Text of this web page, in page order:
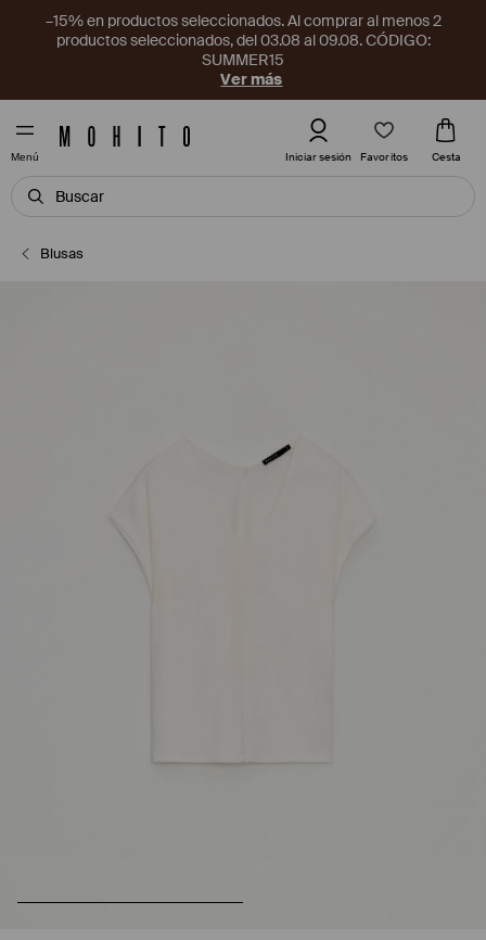
–15% en productos seleccionados. Al comprar al menos 2
productos seleccionados, del 03.08 al 09.08. CÓDIGO:
SUMMER15
Ver más
Menú Iniciar sesión Favoritos Cesta
Blusas